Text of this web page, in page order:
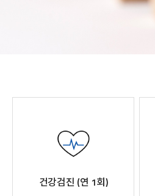
건강검진 (연 1회)